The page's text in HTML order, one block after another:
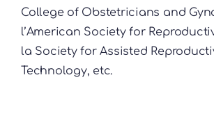
College of Obstetricians and
l’American Society for
la Society for Assisted
Technology, etc.